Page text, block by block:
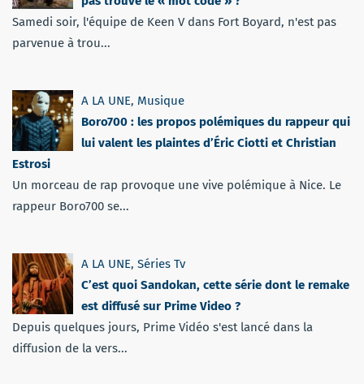
Samedi soir, l'équipe de Keen V dans Fort Boyard, n'est pas
parvenue à trou...
A LA UNE, Musique
Boro700 : les propos polémiques du rappeur qui
lui valent les plaintes d’Éric Ciotti et Christian
Estrosi
Un morceau de rap provoque une vive polémique à Nice. Le
rappeur Boro700 se...
A LA UNE, Séries Tv
C’est quoi Sandokan, cette série dont le remake
est diffusé sur Prime Video ?
Depuis quelques jours, Prime Vidéo s'est lancé dans la
diffusion de la vers...